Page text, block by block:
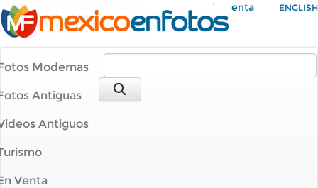
Mi Cuenta ENGLISH
Modernas
Antiguas
Antiguos
Venta